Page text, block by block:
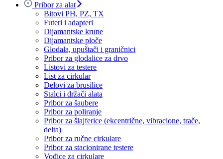
Pribor za alat
Bitovi PH, PZ, TX
Futeri i adapteri
Dijamantske krune
Dijamantske ploče
Glodala, upuštači i graničnici
Pribor za glodalice za drvo
Listovi za testere
List za cirkular
Delovi za brusilice
Stalci i držači alata
Pribor za šaubere
Pribor za poliranje
Pribor za šlajferice (ekcentrične, vibracione, trače,
delta)
Pribor za ručne cirkulare
Pribor za stacionirane testere
Vođice za cirkulare